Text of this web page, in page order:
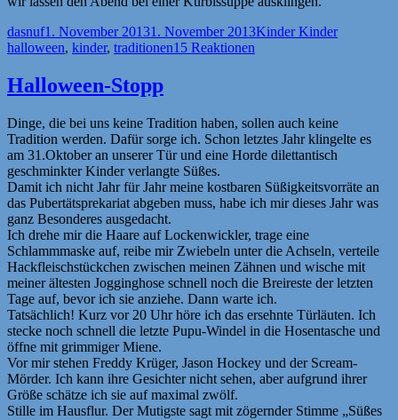
Autor
dasnufVeröffentlicht
am
1. November 20131. November 2013Kategorien
Kinder Kinder
halloween, kinder, traditionen15 Reaktionen
Halloween-Stopp
Dinge, die bei uns keine Tradition haben, sollen auch keine
Tradition werden. Dafür sorge ich. Schon letztes Jahr klingelte es
am 31.Oktober an unserer Tür und eine Horde dilettantisch
geschminkter Kinder verlangte Süßes.
Damit ich nicht Jahr für Jahr meine kostbaren Süßigkeitsvorräte an
das Pubertätsprekariat abgeben muss, habe ich mir dieses Jahr was
ganz Besonderes ausgedacht.
Ich drehe mir die Haare auf Lockenwickler, trage eine
Schlammmaske auf, reibe mir Zwiebeln unter die Achseln, verteile
Hackfleischstückchen zwischen meinen Zähnen und wische mit
meiner ältesten Jogginghose schnell noch die Breireste der letzten
Tage auf, bevor ich sie anziehe. Dann warte ich.
Tatsächlich! Kurz vor 20 Uhr höre ich das ersehnte Türläuten. Ich
stecke noch schnell die letzte Pupu-Windel in die Hosentasche und
öffne mit grimmiger Miene.
Vor mir stehen Freddy Krüger, Jason Hockey und der Scream-
Mörder. Ich kann ihre Gesichter nicht sehen, aber aufgrund ihrer
Größe schätze ich sie auf maximal zwölf.
Stille im Hausflur. Der Mutigste sagt mit zögernder Stimme „Süßes